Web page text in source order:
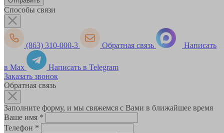
Способы связи
(863) 310-000-3 Обратная связь Написать
в Max
Написать в Telegram
Заказать звонок
Обратная связь
Заполните форму, и мы свяжемся с Вами в ближайшее время
Ваше имя *
Телефон *